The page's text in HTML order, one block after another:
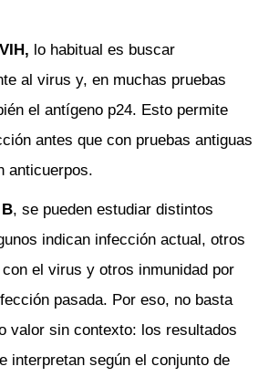
lo habitual es buscar
al virus y, en muchas pruebas
el antígeno p24. Esto permite
antes que con pruebas antiguas
anticuerpos.
, se pueden estudiar distintos
indican infección actual, otros
el virus y otros inmunidad por
pasada. Por eso, no basta
valor sin contexto: los resultados
interpretan según el conjunto de